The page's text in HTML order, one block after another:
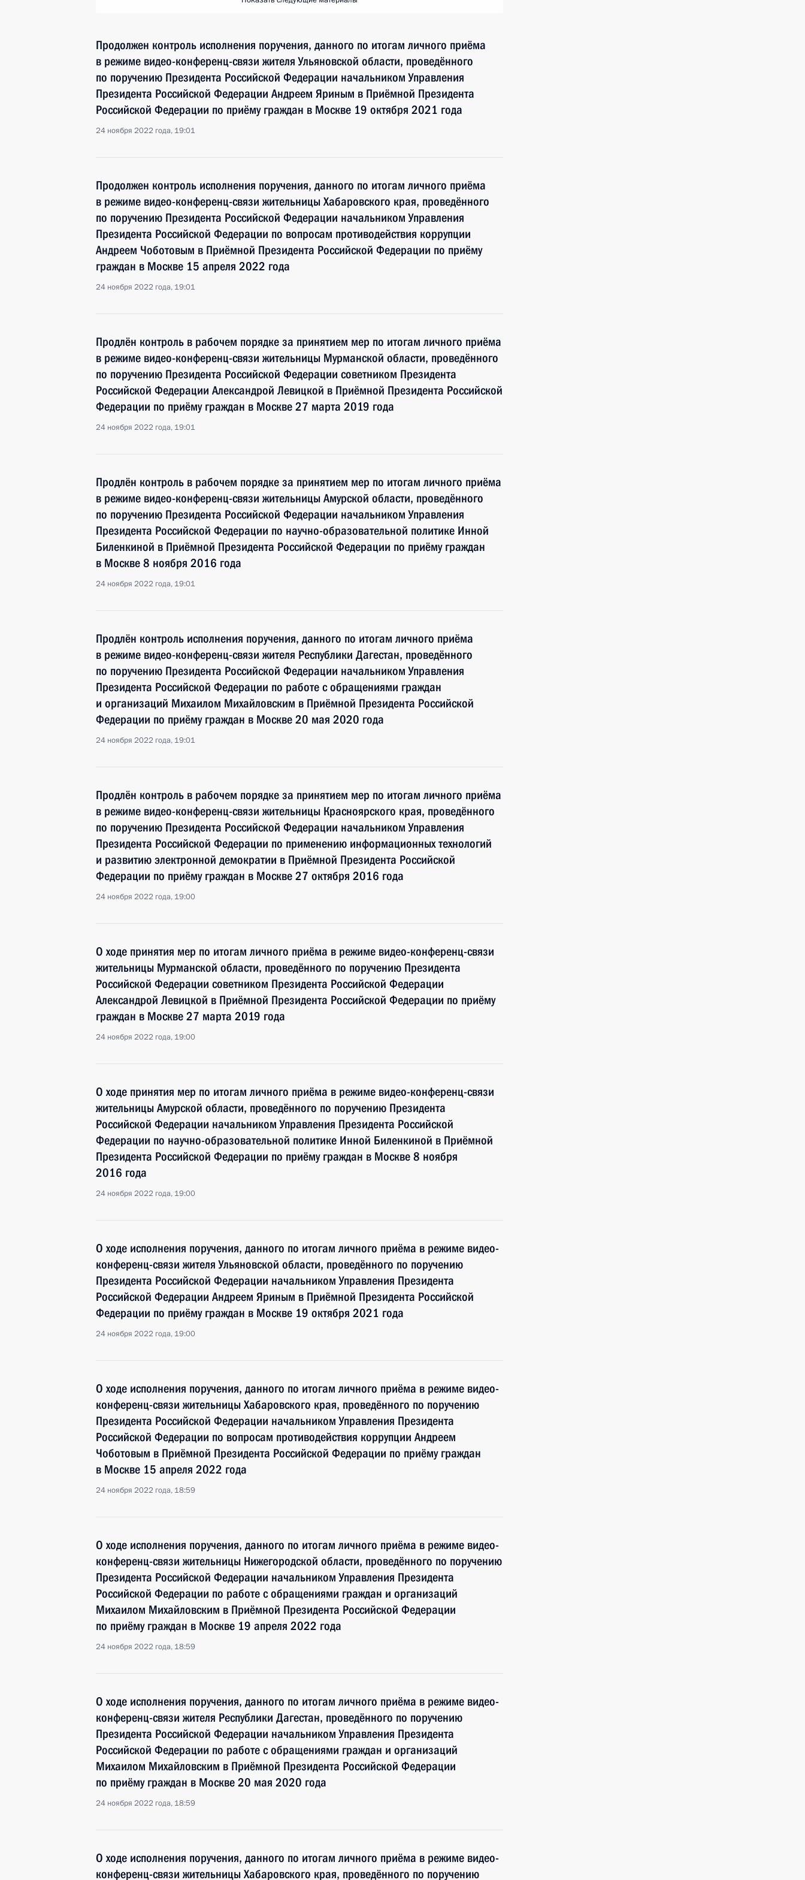
Продолжен контроль исполнения поручения, данного по итогам личного приёма
в режиме видео-конференц-связи жителя Ульяновской области, проведённого
по поручению Президента Российской Федерации начальником Управления
Президента Российской Федерации Андреем Яриным в Приёмной Президента
Российской Федерации по приёму граждан в Москве 19 октября 2021 года
24 ноября 2022 года, 19:01
Продолжен контроль исполнения поручения, данного по итогам личного приёма
в режиме видео-конференц-связи жительницы Хабаровского края, проведённого
по поручению Президента Российской Федерации начальником Управления
Президента Российской Федерации по вопросам противодействия коррупции
Андреем Чоботовым в Приёмной Президента Российской Федерации по приёму
граждан в Москве 15 апреля 2022 года
24 ноября 2022 года, 19:01
Продлён контроль в рабочем порядке за принятием мер по итогам личного приёма
в режиме видео-конференц-связи жительницы Мурманской области, проведённого
по поручению Президента Российской Федерации советником Президента
Российской Федерации Александрой Левицкой в Приёмной Президента Российской
Федерации по приёму граждан в Москве 27 марта 2019 года
24 ноября 2022 года, 19:01
Продлён контроль в рабочем порядке за принятием мер по итогам личного приёма
в режиме видео-конференц-связи жительницы Амурской области, проведённого
по поручению Президента Российской Федерации начальником Управления
Президента Российской Федерации по научно-образовательной политике Инной
Биленкиной в Приёмной Президента Российской Федерации по приёму граждан
в Москве 8 ноября 2016 года
24 ноября 2022 года, 19:01
Продлён контроль исполнения поручения, данного по итогам личного приёма
в режиме видео-конференц-связи жителя Республики Дагестан, проведённого
по поручению Президента Российской Федерации начальником Управления
Президента Российской Федерации по работе с обращениями граждан
и организаций Михаилом Михайловским в Приёмной Президента Российской
Федерации по приёму граждан в Москве 20 мая 2020 года
24 ноября 2022 года, 19:01
Продлён контроль в рабочем порядке за принятием мер по итогам личного приёма
в режиме видео-конференц-связи жительницы Красноярского края, проведённого
по поручению Президента Российской Федерации начальником Управления
Президента Российской Федерации по применению информационных технологий
и развитию электронной демократии в Приёмной Президента Российской
Федерации по приёму граждан в Москве 27 октября 2016 года
24 ноября 2022 года, 19:00
О ходе принятия мер по итогам личного приёма в режиме видео-конференц-связи
жительницы Мурманской области, проведённого по поручению Президента
Российской Федерации советником Президента Российской Федерации
Александрой Левицкой в Приёмной Президента Российской Федерации по приёму
граждан в Москве 27 марта 2019 года
24 ноября 2022 года, 19:00
О ходе принятия мер по итогам личного приёма в режиме видео-конференц-связи
жительницы Амурской области, проведённого по поручению Президента
Российской Федерации начальником Управления Президента Российской
Федерации по научно-образовательной политике Инной Биленкиной в Приёмной
Президента Российской Федерации по приёму граждан в Москве 8 ноября
2016 года
24 ноября 2022 года, 19:00
О ходе исполнения поручения, данного по итогам личного приёма в режиме видео-
конференц-связи жителя Ульяновской области, проведённого по поручению
Президента Российской Федерации начальником Управления Президента
Российской Федерации Андреем Яриным в Приёмной Президента Российской
Федерации по приёму граждан в Москве 19 октября 2021 года
24 ноября 2022 года, 19:00
О ходе исполнения поручения, данного по итогам личного приёма в режиме видео-
конференц-связи жительницы Хабаровского края, проведённого по поручению
Президента Российской Федерации начальником Управления Президента
Российской Федерации по вопросам противодействия коррупции Андреем
Чоботовым в Приёмной Президента Российской Федерации по приёму граждан
в Москве 15 апреля 2022 года
24 ноября 2022 года, 18:59
О ходе исполнения поручения, данного по итогам личного приёма в режиме видео-
конференц-связи жительницы Нижегородской области, проведённого по поручению
Президента Российской Федерации начальником Управления Президента
Российской Федерации по работе с обращениями граждан и организаций
Михаилом Михайловским в Приёмной Президента Российской Федерации
по приёму граждан в Москве 19 апреля 2022 года
24 ноября 2022 года, 18:59
О ходе исполнения поручения, данного по итогам личного приёма в режиме видео-
конференц-связи жителя Республики Дагестан, проведённого по поручению
Президента Российской Федерации начальником Управления Президента
Российской Федерации по работе с обращениями граждан и организаций
Михаилом Михайловским в Приёмной Президента Российской Федерации
по приёму граждан в Москве 20 мая 2020 года
24 ноября 2022 года, 18:59
О ходе исполнения поручения, данного по итогам личного приёма в режиме видео-
конференц-связи жительницы Хабаровского края, проведённого по поручению